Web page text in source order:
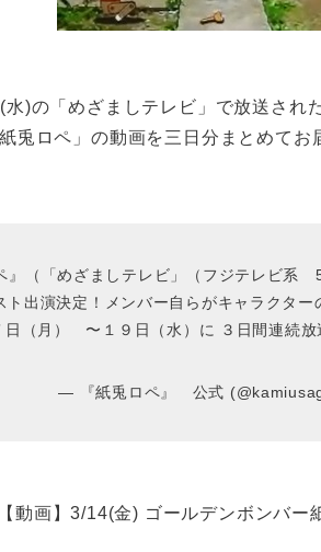
)の「めざましテレビ」で放送され
紙兎ロペ」の動画を三日分まとめてお
』（「めざましテレビ」（フジテレビ系
ト出演決定！メンバー自らがキャラクター
日（月） 〜１９日（水）に ３日間連続放
— 『紙兎ロペ』 公式
【動画】3/14(金) ゴールデンボンバー